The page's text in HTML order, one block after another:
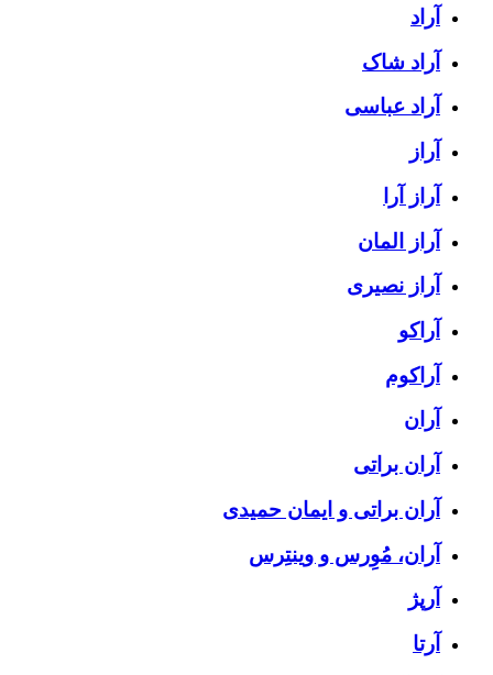
آراد
آراد شاک
آراد عباسی
آراز
آراز آرا
آراز المان
آراز نصیری
آراکو
آراکوم
آران
آران براتی
آران براتی و ایمان حمیدی
آران، مُوِرس و وینتِرس
آرپژ
آرتا